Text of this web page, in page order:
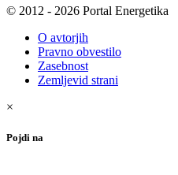
© 2012 - 2026 Portal Energetika
O avtorjih
Pravno obvestilo
Zasebnost
Zemljevid strani
×
Pojdi na